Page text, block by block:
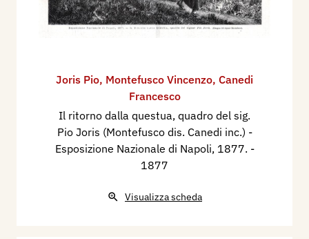
Joris Pio, Montefusco Vincenzo, Canedi
Francesco
Il ritorno dalla questua, quadro del sig.
Pio Joris (Montefusco dis. Canedi inc.) -
Esposizione Nazionale di Napoli​, 1877. -
1877
Visualizza scheda